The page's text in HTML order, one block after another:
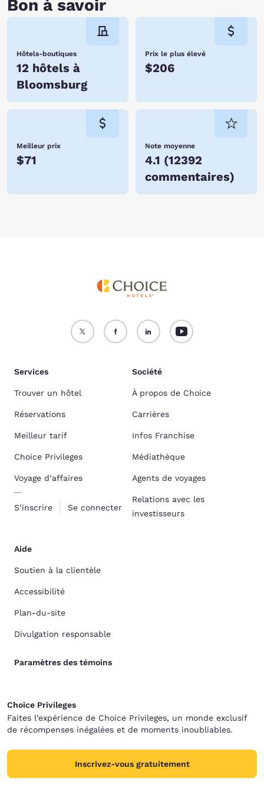
Bon à savoir
Hôtels-boutiques
12 hôtels à
Bloomsburg
Prix le plus élevé
$206
Meilleur prix
$71
Note moyenne
4.1 (12392
commentaires)
Services
Trouver un hôtel
Réservations
Meilleur tarif
Choice Privileges
Voyage d’affaires
S’inscrire Se connecter
Société
À propos de Choice
Carrières
Infos Franchise
Médiathèque
Agents de voyages
Relations avec les
investisseurs
Aide
Soutien à la clientèle
Accessibilité
Plan-du-site
Divulgation responsable
Paramètres des témoins
Choice Privileges
Faites l’expérience de Choice Privileges, un monde exclusif
de récompenses inégalées et de moments inoubliables.
Inscrivez-vous gratuitement